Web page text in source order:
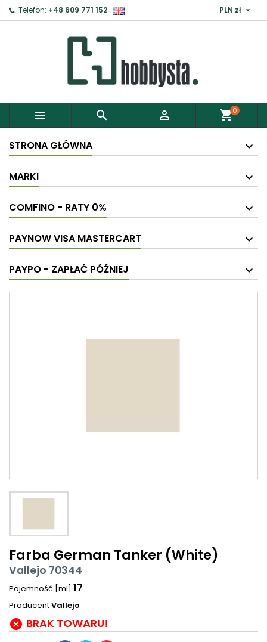
Telefon: +48 609 771 152 PLN zł 
   shopping_cart0
STRONA GŁÓWNA
MARKI
COMFINO - RATY 0%
PAYNOW VISA MASTERCART
PAYPO - ZAPŁAĆ PÓŹNIEJ
Farba German Tanker (White)
Vallejo 70344
Pojemność [ml] 17
ProducentVallejo
 BRAK TOWARU!